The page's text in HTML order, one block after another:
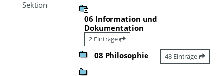
Sektion
06 Information und
Dokumentation
2 Einträge
08 Philosophie 48 Einträge